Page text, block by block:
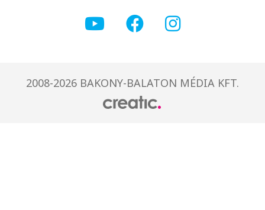
2008-2026 BAKONY-BALATON MÉDIA KFT.